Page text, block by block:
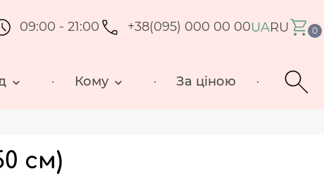
09:00 - 21:00 +38(095) 000 00 00UARU 0
Кому За ціною
см)